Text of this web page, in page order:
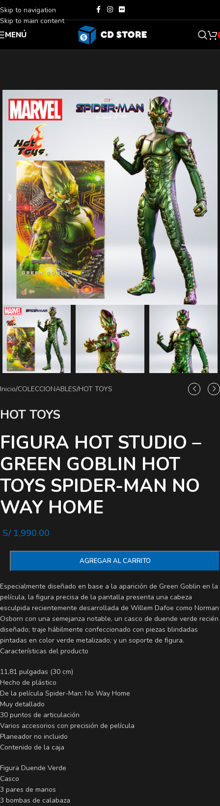
Skip to navigation
Skip to main content
MENÚ
Inicio/COLECCIONABLES/HOT TOYS
HOT TOYS
FIGURA HOT STUDIO –
GREEN GOBLIN HOT
TOYS SPIDER-MAN NO
WAY HOME
S/1,990.00
AGREGAR AL CARRITO
Especialmente diseñado en base a la aparición de Green Goblin en la
película, la figura precisa de la pantalla presenta una cabeza
esculpida recientemente desarrollada de Willem Dafoe como Norman
Osborn con una semejanza notable, un casco de duende verde recién
diseñado; traje hábilmente confeccionado con piezas blindadas
pintadas en color verde metalizado; y un soporte de figura.
Características del producto
11,81 pulgadas (30 cm)
Hecho de plástico
De la película Spider-Man: No Way Home
Muy detallado
30 puntos de articulación
Varios accesorios con precisión de película
Planeador no incluido
Contenido de la caja
Figura Duende Verde
Casco
3 pares de manos
3 bombas de calabaza